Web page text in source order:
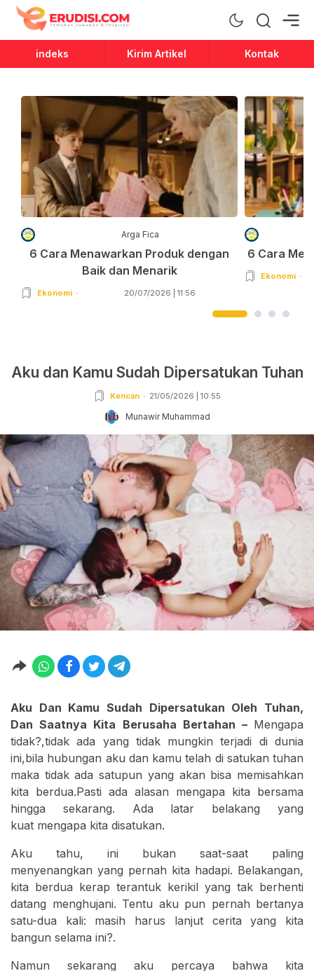
Erudisi
Temukan Jawaban dan Inspirasi
indeks Kirim Artikel Kontak
Arga Fica
6 Cara Menawarkan Produk dengan
Baik dan Menarik
Ekonomi 20/07/2026 | 11:56
6 Cara
Ekonomi
Aku dan Kamu Sudah Dipersatukan Tuhan
Kencan 21/05/2026 | 10:55
Munawir Muhammad
Aku Dan Kamu Sudah Dipersatukan Oleh Tuhan,
Dan Saatnya Kita Berusaha Bertahan – Mengapa
tidak?,tidak ada yang tidak mungkin terjadi di dunia
ini,bila hubungan aku dan kamu telah di satukan tuhan
maka tidak ada satupun yang akan bisa memisahkan
kita berdua.Pasti ada alasan mengapa kita bersama
hingga sekarang. Ada latar belakang yang
kuat mengapa kita disatukan.
Aku tahu, ini bukan saat-saat paling
menyenangkan yang pernah kita hadapi. Belakangan,
kita berdua kerap terantuk kerikil yang tak berhenti
datang menghujani. Tentu aku pun pernah bertanya
satu-dua kali: masih harus lanjut cerita yang kita
bangun selama ini?.
Namun sekarang aku percaya bahwa kita